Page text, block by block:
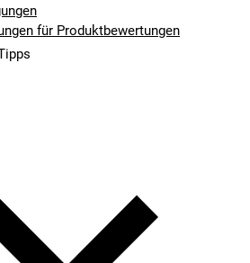
für Produktbewertungen